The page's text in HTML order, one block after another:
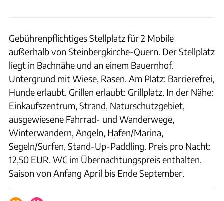
Gebührenpflichtiges Stellplatz für 2 Mobile
außerhalb von Steinbergkirche-Quern. Der Stellplatz
liegt in Bachnähe und an einem Bauernhof.
Untergrund mit Wiese, Rasen. Am Platz: Barrierefrei,
Hunde erlaubt. Grillen erlaubt: Grillplatz. In der Nähe:
Einkaufszentrum, Strand, Naturschutzgebiet,
ausgewiesene Fahrrad- und Wanderwege,
Winterwandern, Angeln, Hafen/Marina,
Segeln/Surfen, Stand-Up-Paddling. Preis pro Nacht:
12,50 EUR. WC im Übernachtungspreis enthalten.
Saison von Anfang April bis Ende September.